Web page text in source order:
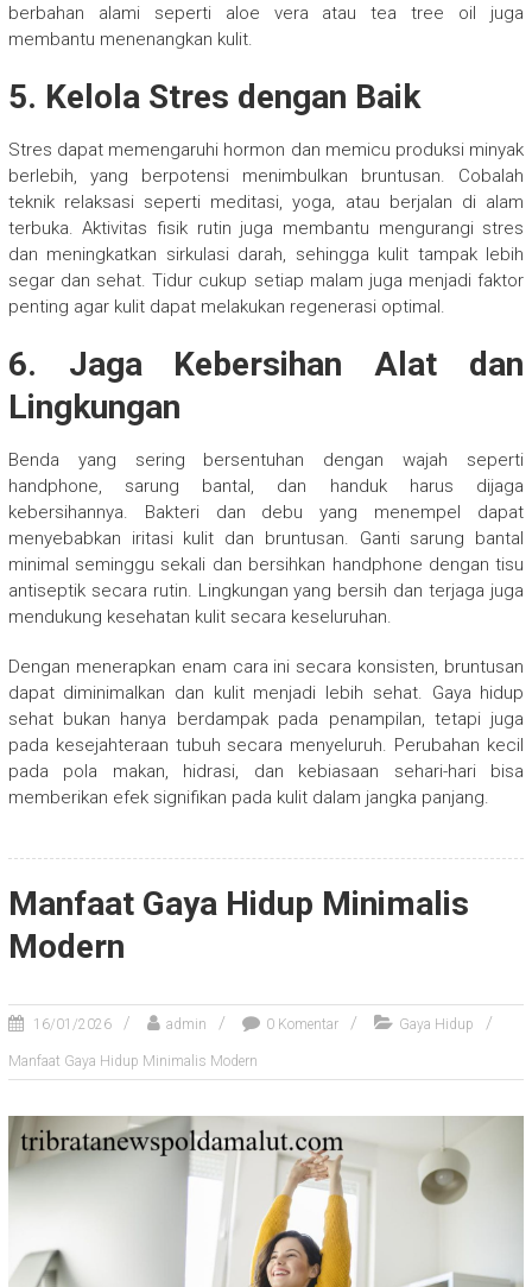
berbahan alami seperti aloe vera atau tea tree oil juga
membantu menenangkan kulit.
5. Kelola Stres dengan Baik
Stres dapat memengaruhi hormon dan memicu produksi minyak
berlebih, yang berpotensi menimbulkan bruntusan. Cobalah
teknik relaksasi seperti meditasi, yoga, atau berjalan di alam
terbuka. Aktivitas fisik rutin juga membantu mengurangi stres
dan meningkatkan sirkulasi darah, sehingga kulit tampak lebih
segar dan sehat. Tidur cukup setiap malam juga menjadi faktor
penting agar kulit dapat melakukan regenerasi optimal.
6. Jaga Kebersihan Alat dan
Lingkungan
Benda yang sering bersentuhan dengan wajah seperti
handphone, sarung bantal, dan handuk harus dijaga
kebersihannya. Bakteri dan debu yang menempel dapat
menyebabkan iritasi kulit dan bruntusan. Ganti sarung bantal
minimal seminggu sekali dan bersihkan handphone dengan tisu
antiseptik secara rutin. Lingkungan yang bersih dan terjaga juga
mendukung kesehatan kulit secara keseluruhan.
Dengan menerapkan enam cara ini secara konsisten, bruntusan
dapat diminimalkan dan kulit menjadi lebih sehat. Gaya hidup
sehat bukan hanya berdampak pada penampilan, tetapi juga
pada kesejahteraan tubuh secara menyeluruh. Perubahan kecil
pada pola makan, hidrasi, dan kebiasaan sehari-hari bisa
memberikan efek signifikan pada kulit dalam jangka panjang.
Manfaat Gaya Hidup Minimalis
Modern
16/01/2026 admin 0 Komentar Gaya Hidup
Manfaat Gaya Hidup Minimalis Modern